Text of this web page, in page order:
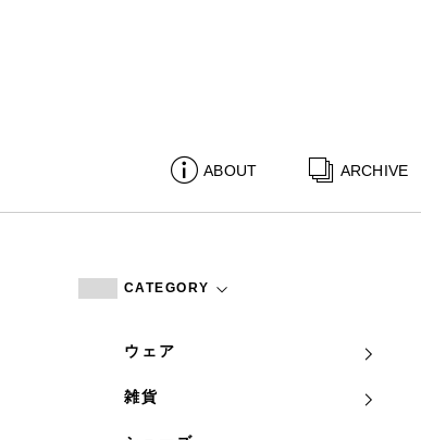
ABOUT ARCHIVE
CATEGORY
ウェア
雑貨